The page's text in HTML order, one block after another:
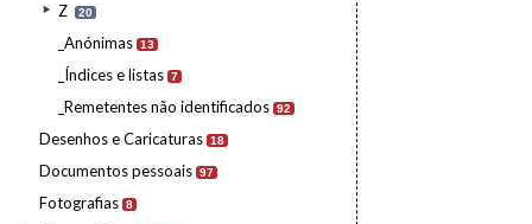
Z 20
_Anónimas 13
_Índices e listas 7
_Remetentes não identificados 92
Desenhos e Caricaturas 18
Documentos pessoais 97
Fotografias 8